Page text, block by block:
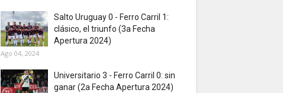
Salto Uruguay 0 - Ferro Carril 1:
clásico, el triunfo (3a Fecha
Apertura 2024)
Ago 04, 2024
Universitario 3 - Ferro Carril 0: sin
ganar (2a Fecha Apertura 2024)